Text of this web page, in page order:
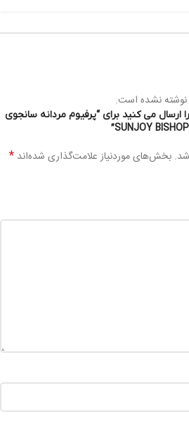
نشده است.
ارسال می کنید برای “پرفیوم مردانه سانجوی
بخش‌های موردنیاز علامت‌گذاری شده‌اند *